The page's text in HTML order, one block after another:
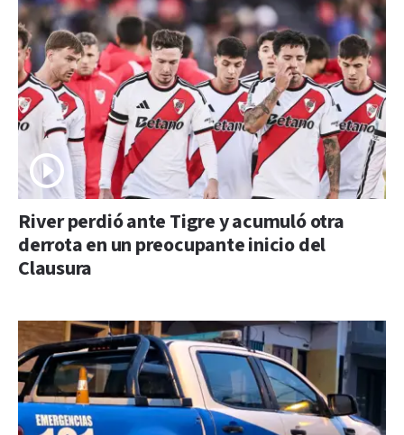
River perdió ante Tigre y acumuló otra
derrota en un preocupante inicio del
Clausura